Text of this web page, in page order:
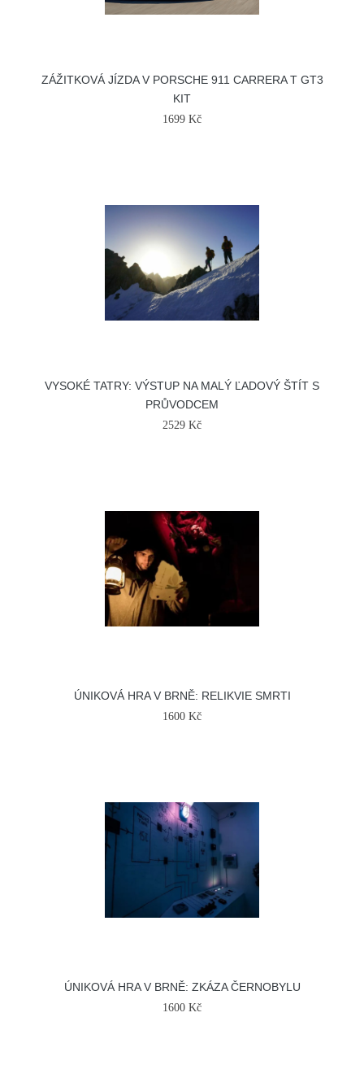
ZÁŽITKOVÁ JÍZDA V PORSCHE 911 CARRERA T GT3
KIT
1699 Kč
VYSOKÉ TATRY: VÝSTUP NA MALÝ ĽADOVÝ ŠTÍT S
PRŮVODCEM
2529 Kč
ÚNIKOVÁ HRA V BRNĚ: RELIKVIE SMRTI
1600 Kč
ÚNIKOVÁ HRA V BRNĚ: ZKÁZA ČERNOBYLU
1600 Kč